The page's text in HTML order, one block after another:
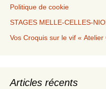
Politique de cookie
STAGES MELLE-CELLES-
Vos Croquis sur le vif «
Articles récents